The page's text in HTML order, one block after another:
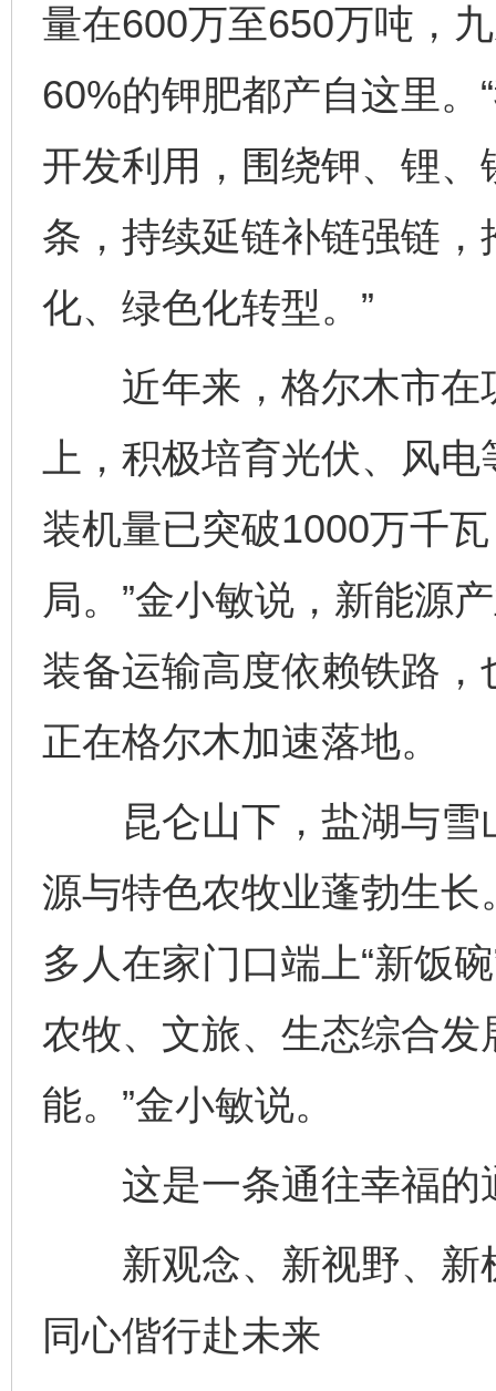
量在600万至650万吨，
60%的钾肥都产自这里。
开发利用，围绕钾、锂
条，持续延链补链强链
化、绿色化转型。”
近年来，格尔木市在
上，积极培育光伏、风
装机量已突破1000万千
局。”金小敏说，新能源
装备运输高度依赖铁路
正在格尔木加速落地。
昆仑山下，盐湖与雪
源与特色农牧业蓬勃生
多人在家门口端上“新饭
农牧、文旅、生态综合
能。”金小敏说。
这是一条通往幸福
新观念、新视野、新
同心偕行赴未来